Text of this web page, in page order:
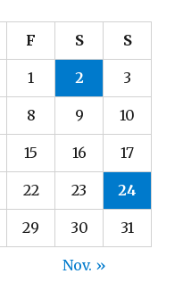
F S S
1 2 3
8 9 10
15 16 17
22 23 24
29 30 31
Nov. »